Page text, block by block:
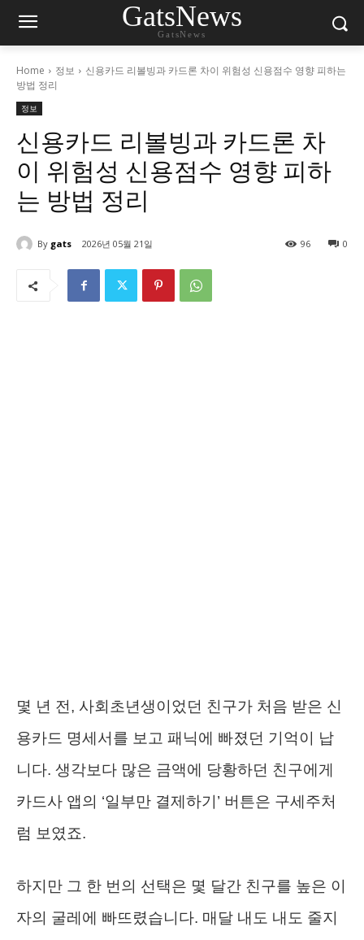
GatsNews
GatsNews
Home 정보
신용카드 리볼빙과 카드론 차이 위험성 신용점수 영향 피하는
방법 정리
정보
신용카드 리볼빙과 카드론 차
이 위험성 신용점수 영향 피하
는 방법 정리
By gats 2026년 05월 21일 0
96
몇 년 전, 사회초년생이었던 친구가 처음 받은 신
용카드 명세서를 보고 패닉에 빠졌던 기억이 납
니다. 생각보다 많은 금액에 당황하던 친구에게
카드사 앱의 ‘일부만 결제하기’ 버튼은 구세주처
럼 보였죠.
하지만 그 한 번의 선택은 몇 달간 친구를 높은 이
자의 굴레에 빠뜨렸습니다. 매달 내도 내도 줄지